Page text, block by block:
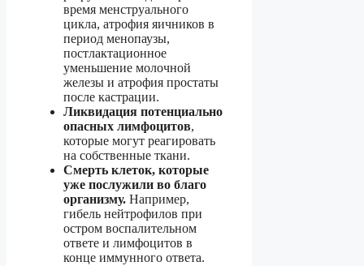
время менструального
цикла, атрофия яичников в
период менопаузы,
постлактационное
уменьшение молочной
железы и атрофия простаты
после кастрации.
Ликвидация потенциально
опасных лимфоцитов,
которые могут реагировать
на собственные ткани.
Смерть клеток, которые
уже послужили во благо
организму. Например,
гибель нейтрофилов при
остром воспалительном
ответе и лимфоцитов в
конце иммунного ответа.